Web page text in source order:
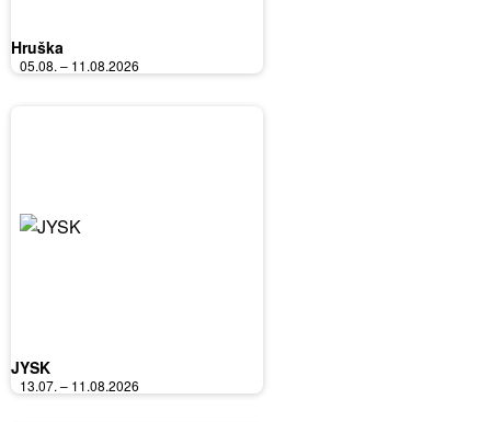
Hruška
05.08. – 11.08.2026
JYSK
13.07. – 11.08.2026